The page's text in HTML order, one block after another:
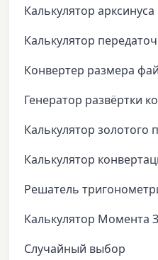
Калькулятор арксинуса
Калькулятор
Конвертер размера
Генератор развёртки
Калькулятор золотого
Калькулятор
Решатель
Калькулятор Момента
Случайный выбор